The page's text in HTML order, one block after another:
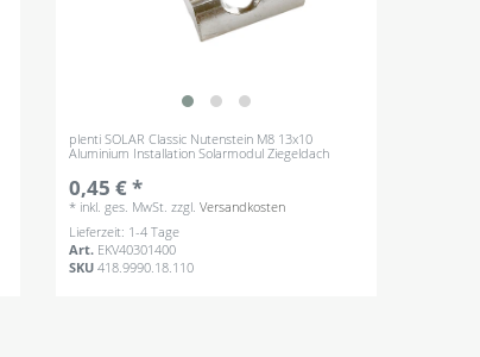
plenti SOLAR Classic Nutenstein M8 13x10
Aluminium Installation Solarmodul Ziegeldach
0,45 € *
* inkl. ges. MwSt. zzgl.Versandkosten
Lieferzeit: 1-4 Tage
Art. EKV40301400
SKU418.9990.18.110